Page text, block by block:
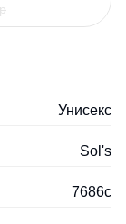
Унисекс
Sol's
7686c